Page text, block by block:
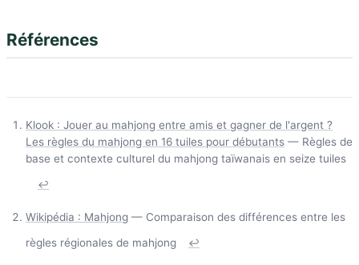
Références
Klook : Jouer au mahjong entre amis et gagner de l'argent ?
Les règles du mahjong en 16 tuiles pour débutants — Règles de
base et contexte culturel du mahjong taïwanais en seize tuiles
↩
Wikipédia : Mahjong — Comparaison des différences entre les
règles régionales de mahjong
↩